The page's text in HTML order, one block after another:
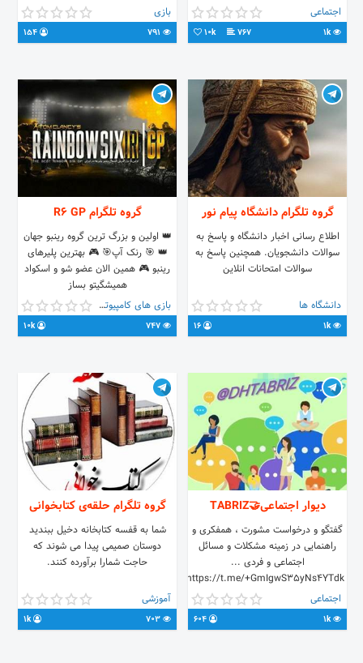
اجتماعی
1k
767
10k
بازی
گروه تلگرام دانشگاه پیام نور
اطلاع رسانی اخبار دانشگاه‌ و پاسخ به
سوالات دانشجویان. همچنین پاسخ به
سوالات امتحانات انلاین
دانشگاه ها
1k
گروه تلگرام R6 GP
👑 اولین و بزرگ ترین گروه رینبو جهان
👑 🎯 رنک آپ🎯 🎮 بهترین پلیرهای
رینبو 🎮 همین الان عضو شو و اسکواد
همیشگیتو بساز
بازی های کامپیوتری
10k
دیوار اجتماعی🤝TABRIZ
گفتگو و درخواست مشورت ، همفکری و
راهنمایی در زمینه مشکلات و مسائل
اجتماعی و فردی ...
https://t.me/+GmIgwS35yNs4YTdk
اجتماعی
1k
گروه تلگرام حلقه‌ی کتابخوانی
شما به قفسه کتابخانه دخیل ببندید
دوستان صمیمی پیدا می شوند که
حاجت شمارا برآورده کنند.
آموزشی
1k